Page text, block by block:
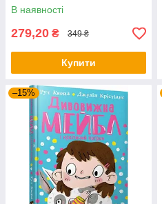
В наявності
279,20 ₴ 349 ₴
Купити
–15%